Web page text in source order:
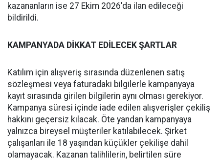
kazananların ise 27 Ekim 2026'da ilan edileceği
bildirildi.
KAMPANYADA DİKKAT EDİLECEK ŞARTLAR
Katılım için alışveriş sırasında düzenlenen satış
sözleşmesi veya faturadaki bilgilerle kampanyaya
kayıt sırasında girilen bilgilerin aynı olması gerekiyor.
Kampanya süresi içinde iade edilen alışverişler çekiliş
hakkını geçersiz kılacak. Öte yandan kampanyaya
yalnızca bireysel müşteriler katılabilecek. Şirket
çalışanları ile 18 yaşından küçükler çekilişe dahil
olamayacak. Kazanan talihlilerin, belirtilen süre